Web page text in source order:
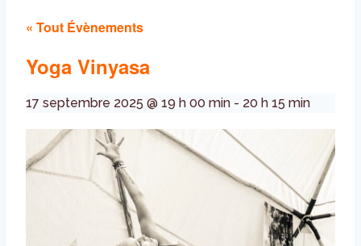
« Tout Évènements
Yoga Vinyasa
17 septembre 2025 @ 19 h 00 min - 20 h 15 min